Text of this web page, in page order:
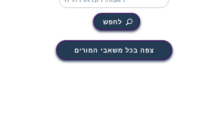
לחפש
צפה בכל משאבי המורים